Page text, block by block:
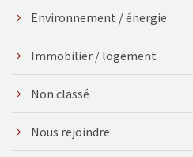
Environnement / énergie
Immobilier / logement
Non classé
Nous rejoindre